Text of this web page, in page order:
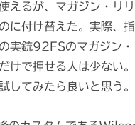
えるが、マガジン・リ
に付け替えた。実際、
実銃92FSのマガジン・
けで押せる人は少ない
してみたら良いと思う。